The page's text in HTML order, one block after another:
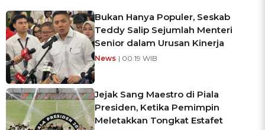
Bukan Hanya Populer, Seskab
Teddy Salip Sejumlah Menteri
Senior dalam Urusan Kinerja
News | 00:19 WIB
Jejak Sang Maestro di Piala
Presiden, Ketika Pemimpin
Meletakkan Tongkat Estafet